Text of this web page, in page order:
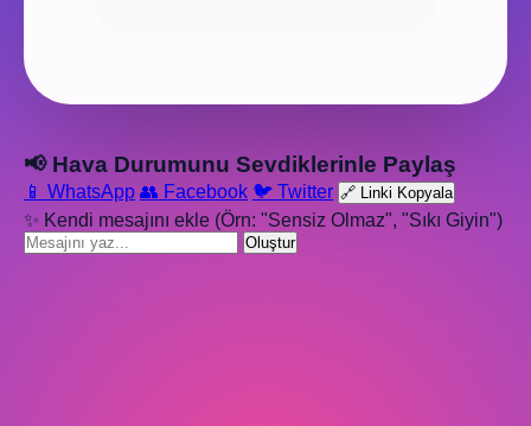
📢 Hava Durumunu Sevdiklerinle Paylaş
📱 WhatsApp 👥 Facebook 🐦 Twitter 🔗 Linki Kopyala
✨ Kendi mesajını ekle (Örn: "Sensiz Olmaz", "Sıkı Giyin")
Oluştur